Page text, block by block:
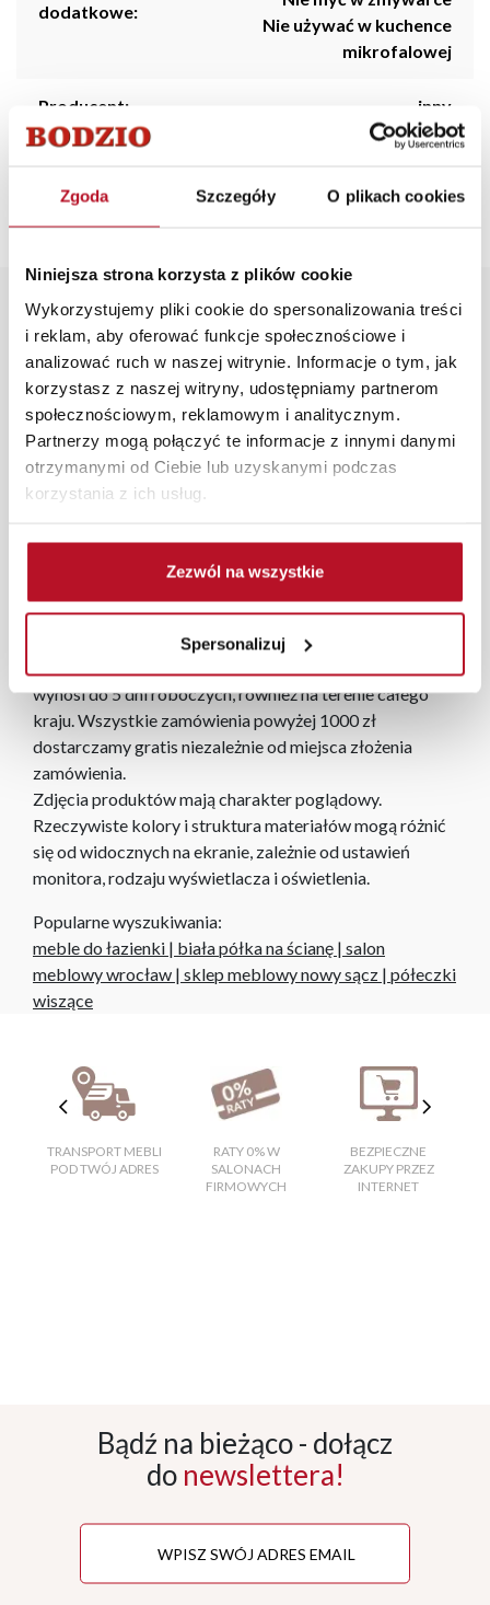
Zgoda Szczegóły O plikach cookies
Niniejsza strona korzysta z plików cookie
Wykorzystujemy pliki cookie do spersonalizowania treści
i reklam, aby oferować funkcje społecznościowe i
analizować ruch w naszej witrynie. Informacje o tym, jak
korzystasz z naszej witryny, udostępniamy partnerom
społecznościowym, reklamowym i analitycznym.
Partnerzy mogą połączyć te informacje z innymi danymi
otrzymanymi od Ciebie lub uzyskanymi podczas
korzystania z ich usług.
Zezwól na wszystkie
Spersonalizuj
dodatkowe:
Nie używać w kuchence
mikrofalowej
Producent: inny
pochodzenia:
Opis produktu
Kubek 145 w kolorze fioletowym z perłowym połyskiem
to elegancki i wyjątkowy dodatek do Twojej kolekcji
naczyń. Pojemność 390 ml sprawia, że jest idealny do
picia ulubionych napojów, takich jak kawa, herbata czy
gorąca czekolada. Charakteryzuje się subtelnym
połyskiem, który dodaje mu luksusowego charakteru.
Każde zmówienie złożone w sklepie stacjonarnym
dostarczymy do 3 dni roboczych na terenie całej Polski.
wynosi do 5 dni roboczych, również na terenie całego
kraju. Wszystkie zamówienia powyżej 1000 zł
dostarczamy gratis niezależnie od miejsca złożenia
zamówienia.
Zdjęcia produktów mają charakter poglądowy.
Rzeczywiste kolory i struktura materiałów mogą różnić
się od widocznych na ekranie, zależnie od ustawień
monitora, rodzaju wyświetlacza i oświetlenia.
Popularne wyszukiwania:
meble do łazienki | biała półka na ścianę | salon
meblowy wrocław | sklep meblowy nowy sącz | półeczki
wiszące
TRANSPORT MEBLI
POD TWÓJ ADRES
RATY 0% W
SALONACH
FIRMOWYCH
BEZPIECZNE
ZAKUPY PRZEZ
INTERNET
Bądź na bieżąco - dołącz
do newslettera!